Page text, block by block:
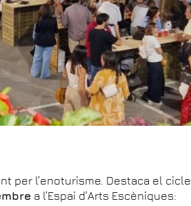
per l’enoturisme. Destaca el cicle
a l’Espai d’Arts Escèniques: